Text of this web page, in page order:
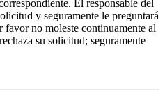
El responsable del
y seguramente le preguntará
favor no moleste continuamente al
su solicitud; seguramente